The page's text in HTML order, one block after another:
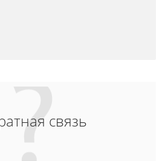
связь